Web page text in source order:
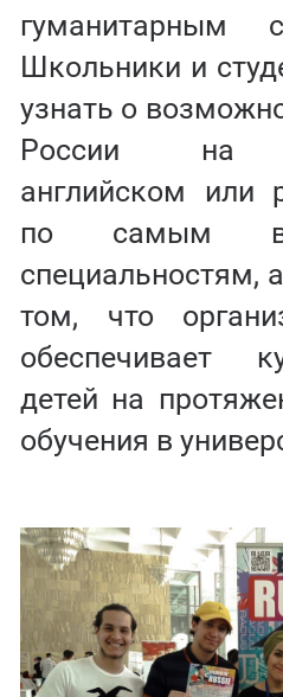
гуманитарным
Школьники и
узнать о
России на
английском или
по самым
специальностям,
том, что
обеспечивает
детей на
обучения в